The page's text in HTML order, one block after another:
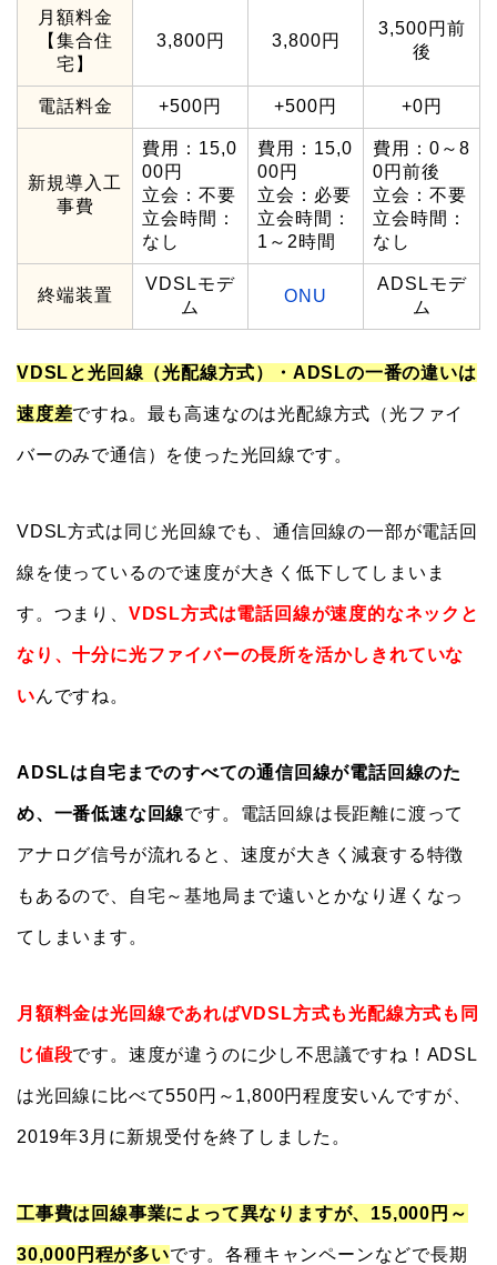
月額料金
【集合住
宅】
3,800円 3,800円
3,500円前
後
電話料金 +500円 +500円 +0円
新規導入工
事費
費用：15,0
00円
立会：不要
立会時間：
なし
費用：15,0
00円
立会：必要
立会時間：
1～2時間
費用：0～8
0円前後
立会：不要
立会時間：
なし
終端装置
VDSLモデ
ム
ONU
ADSLモデ
ム
VDSLと光回線（光配線方式）・ADSLの一番の違いは
速度差ですね。最も高速なのは光配線方式（光ファイ
バーのみで通信）を使った光回線です。
VDSL方式は同じ光回線でも、通信回線の一部が電話回
線を使っているので速度が大きく低下してしまいま
す。つまり、 VDSL方式は電話回線が速度的なネックと
なり、十分に光ファイバーの長所を活かしきれていな
いんですね。
ADSLは自宅までのすべての通信回線が電話回線のた
め、一番低速な回線です。電話回線は長距離に渡って
アナログ信号が流れると、速度が大きく減衰する特徴
もあるので、自宅～基地局まで遠いとかなり遅くなっ
てしまいます。
月額料金は光回線であればVDSL方式も光配線方式も同
じ値段です。速度が違うのに少し不思議ですね！ADSL
は光回線に比べて550円～1,800円程度安いんですが、
2019年3月に新規受付を終了しました。
工事費は回線事業によって異なりますが、15,000円～
30,000円程が多いです。各種キャンペーンなどで長期